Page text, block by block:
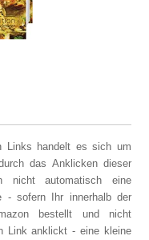
Links handelt es sich um
das Anklicken dieser
automatisch eine
- sofern Ihr innerhalb der
bestellt und nicht
Link anklickt - eine kleine